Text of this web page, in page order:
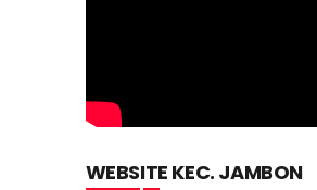
WEBSITE KEC. JAMBON